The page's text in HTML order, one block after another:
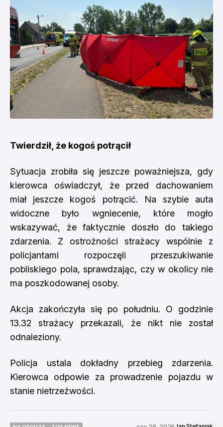
Twierdził, że kogoś potrącił
Sytuacja zrobiła się jeszcze poważniejsza, gdy
kierowca oświadczył, że przed dachowaniem
miał jeszcze kogoś potrącić. Na szybie auta
widoczne było wgniecenie, które mogło
wskazywać, że faktycznie doszło do takiego
zdarzenia. Z ostrożności strażacy wspólnie z
policjantami rozpoczęli przeszukiwanie
pobliskiego pola, sprawdzając, czy w okolicy nie
ma poszkodowanej osoby.
Akcja zakończyła się po południu. O godzinie
13.32 strażacy przekazali, że nikt nie został
odnaleziony.
Policja ustala dokładny przebieg zdarzenia.
Kierowca odpowie za prowadzenie pojazdu w
stanie nietrzeźwości.